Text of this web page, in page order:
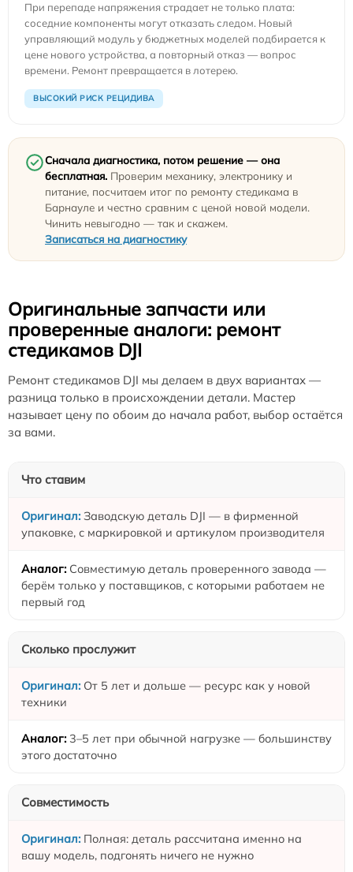
При перепаде напряжения страдает не только плата:
соседние компоненты могут отказать следом. Новый
управляющий модуль у бюджетных моделей подбирается к
цене нового устройства, а повторный отказ — вопрос
времени. Ремонт превращается в лотерею.
ВЫСОКИЙ РИСК РЕЦИДИВА
Сначала диагностика, потом решение — она
бесплатная. Проверим механику, электронику и
питание, посчитаем итог по ремонту стедикама в
Барнауле и честно сравним с ценой новой модели.
Чинить невыгодно — так и скажем.
Записаться на диагностику
Оригинальные запчасти или
проверенные аналоги: ремонт
стедикамов DJI
Ремонт стедикамов DJI мы делаем в двух вариантах —
разница только в происхождении детали. Мастер
называет цену по обоим до начала работ, выбор остаётся
за вами.
Что ставим
Заводскую деталь DJI — в фирменной
упаковке, с маркировкой и артикулом производителя
Совместимую деталь проверенного завода —
берём только у поставщиков, с которыми работаем не
первый год
Сколько прослужит
От 5 лет и дольше — ресурс как у новой
техники
3–5 лет при обычной нагрузке — большинству
этого достаточно
Совместимость
Полная: деталь рассчитана именно на
вашу модель, подгонять ничего не нужно